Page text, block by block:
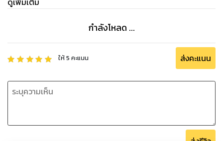
กำลังโหลด ...
ให้5 คะแนน ส่งคะแนน